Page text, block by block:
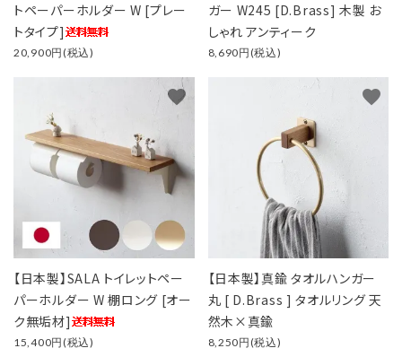
トペーパーホルダー W [プレー
トタイプ]
20,900円(税込)
ガー W245 [D.Brass] 木製 お
しゃれ アンティーク
8,690円(税込)
【日本製】SALA トイレットペー
パーホルダー W 棚ロング [オー
ク無垢材]
15,400円(税込)
favorite
【日本製】真鍮 タオルハンガー
丸 [ D.Brass ] タオルリング 天
然木×真鍮
8,250円(税込)
favorite